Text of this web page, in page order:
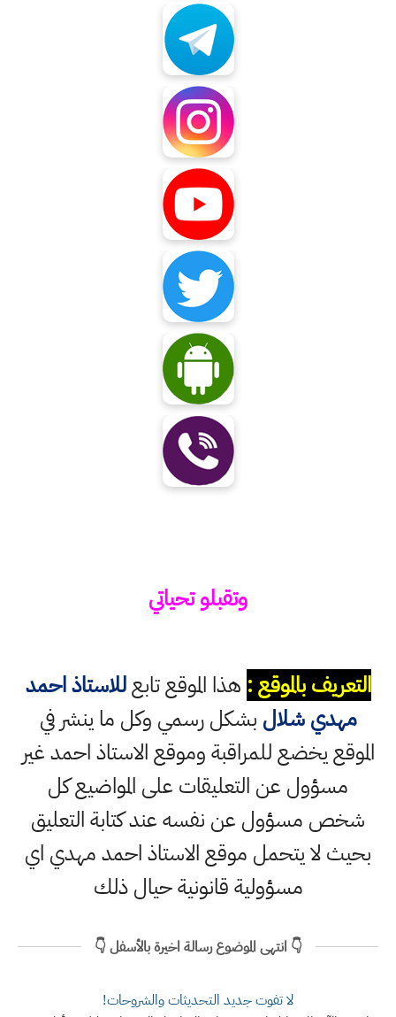
وتقبلو تحياتي
التعريف بالموقع : هذا الموقع تابعللاستاذ احمد
مهدي شلال بشكل رسمي وكل ما ينشر في
الموقع يخضع للمراقبة وموقع الاستاذ احمد غير
مسؤول عن التعليقات على المواضيع كل
شخص مسؤول عن نفسه عند كتابة التعليق
بحيث لا يتحمل موقع الاستاذ احمد مهدي اي
مسؤولية قانونية حيال ذلك
👇 انتهى الموضوع رسالة اخيرة بالأسفل 👇
لا تفوت جديد التحديثات والشروحات!